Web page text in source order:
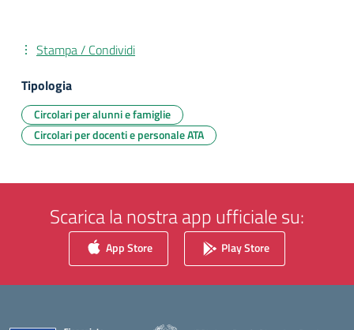
Stampa / Condividi
Tipologia
Circolari per alunni e famiglie
Circolari per docenti e personale ATA
Scarica la nostra app ufficiale su:
App Store Play Store